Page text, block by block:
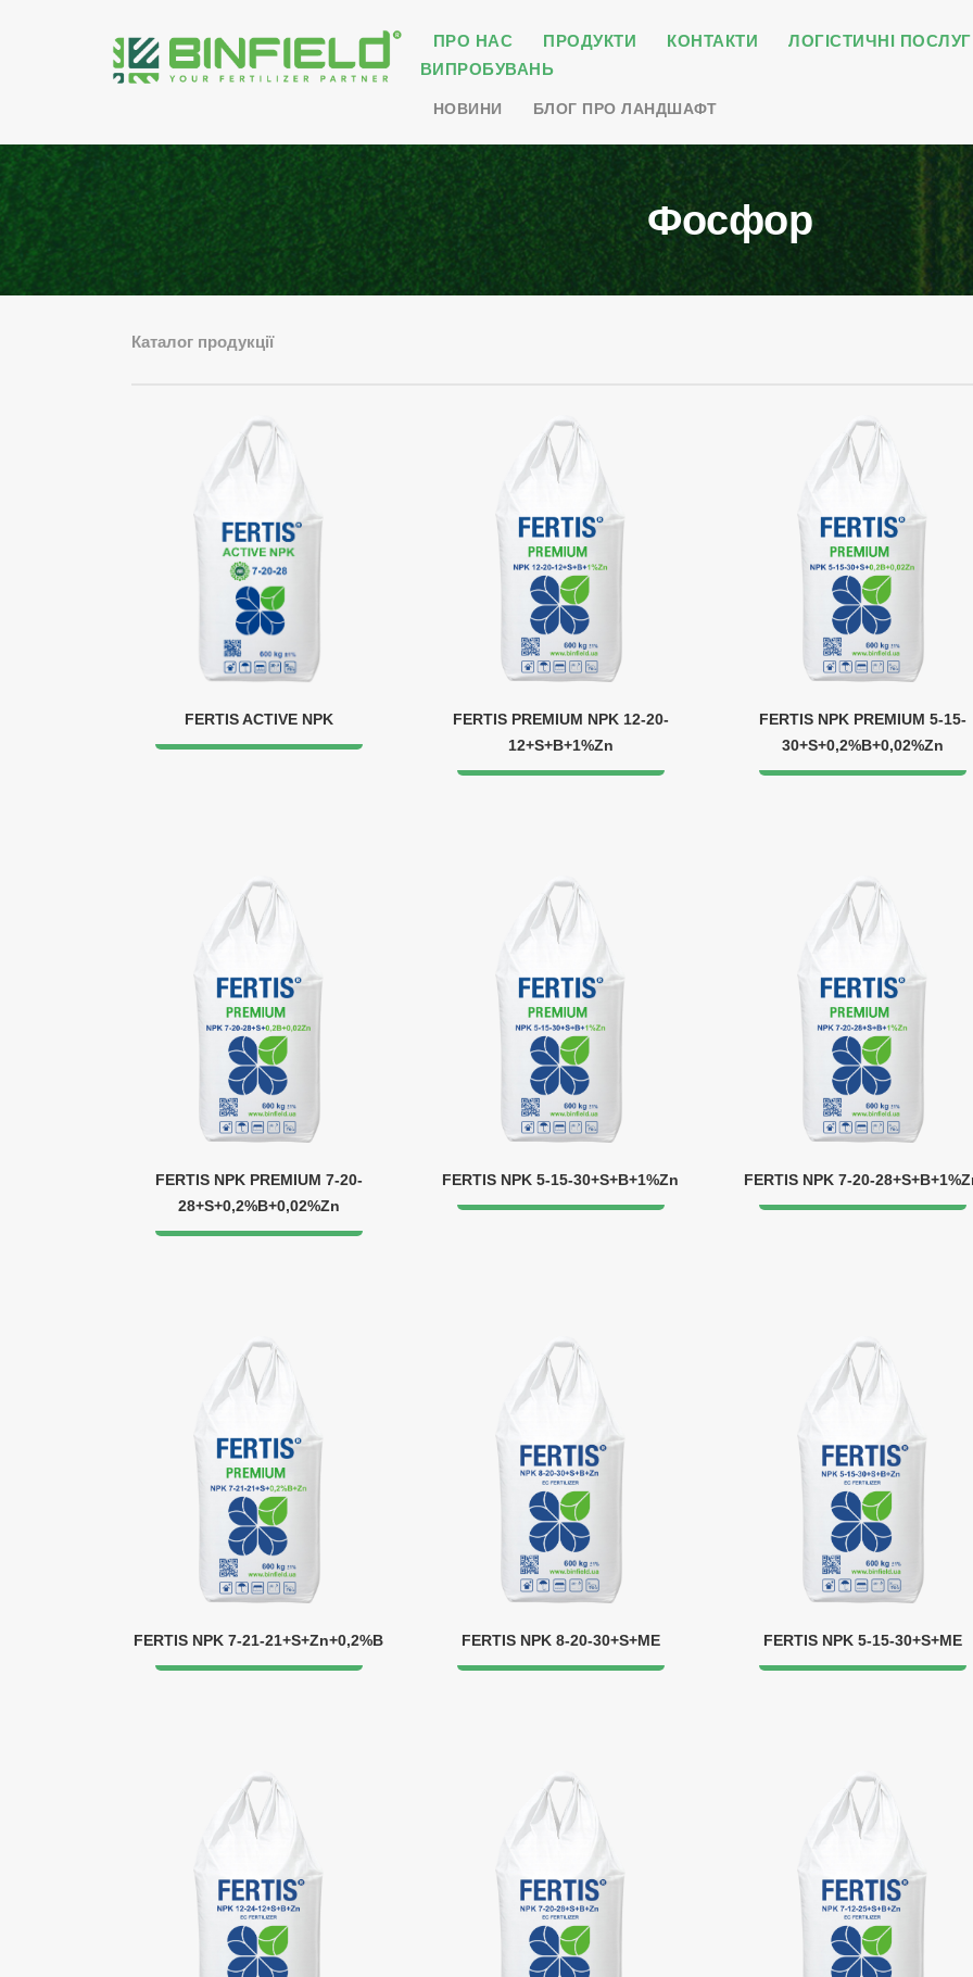
ПРО НАС ПРОДУКТИ КОНТАКТИ
ЛОГІСТИЧНІ
ВИПРОБУВАНЬ
НОВИНИ БЛОГ ПРО ЛАНДШАФТ
Фосфор
Каталог продукції
FERTIS ACTIVE NPK
FERTIS PREMIUM NPK 12-20-
12+S+B+1%Zn
FERTIS NPK PREMIUM 5-15-
30+S+0,2%B+0,02%Zn
FERTIS NPK PREMIUM 7-20-
28+S+0,2%B+0,02%Zn
FERTIS NPK 5-15-30+S+B+1%Zn FERTIS NPK 7-20-
FERTIS NPK 7-21-21+S+Zn+0,2%B FERTIS NPK 8-20-30+S+ME FERTIS NPK 5-15-30+S+ME